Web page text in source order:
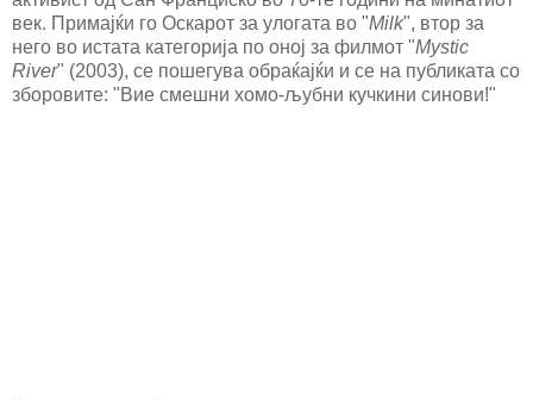
век. Примајќи го Оскарот за улогата во "Milk", втор за
него во истата категорија по оној за филмот "Mystic
River" (2003), се пошегува обраќајќи и се на публиката со
зборовите: "Вие смешни хомо-љубни кучкини синови!"